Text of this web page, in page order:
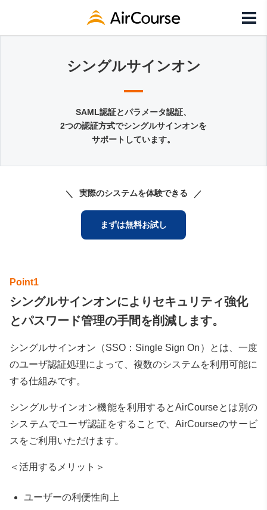
シングルサインオン
SAML認証とパラメータ認証、
2つの認証方式でシングルサインオンを
サポートしています。
実際のシステムを体験できる
まずは無料お試し
シングルサインオンによりセキュリティ強化
とパスワード管理の手間を削減します。
シングルサインオン（SSO：Single Sign On）とは、⼀度
のユーザ認証処理によって、複数のシステムを利⽤可能に
する仕組みです。
シングルサインオン機能を利⽤するとAirCourseとは別の
システムでユーザ認証をすることで、AirCourseのサービ
スをご利⽤いただけます。
＜活用するメリット＞
ユーザーの利便性向上